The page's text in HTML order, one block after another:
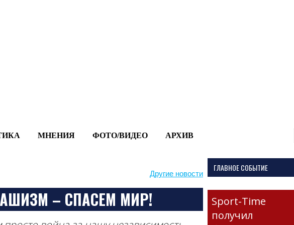
МНЕНИЯ ФОТО/ВИДЕО АРХИВ
Другие новости
– СПАСЕМ МИР!
ГЛАВНОЕ СОБЫТИЕ
Sport-Time
получил